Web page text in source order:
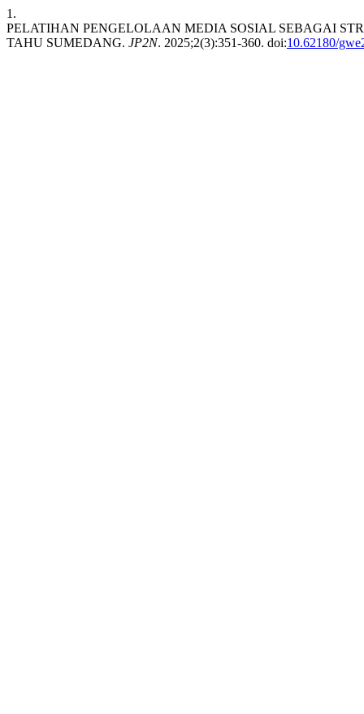
1.
PELATIHAN PENGELOLAAN MEDIA SOSIAL SEBAGAI
TAHU SUMEDANG. JP2N. 2025;2(3):351-360. doi:10.62180/